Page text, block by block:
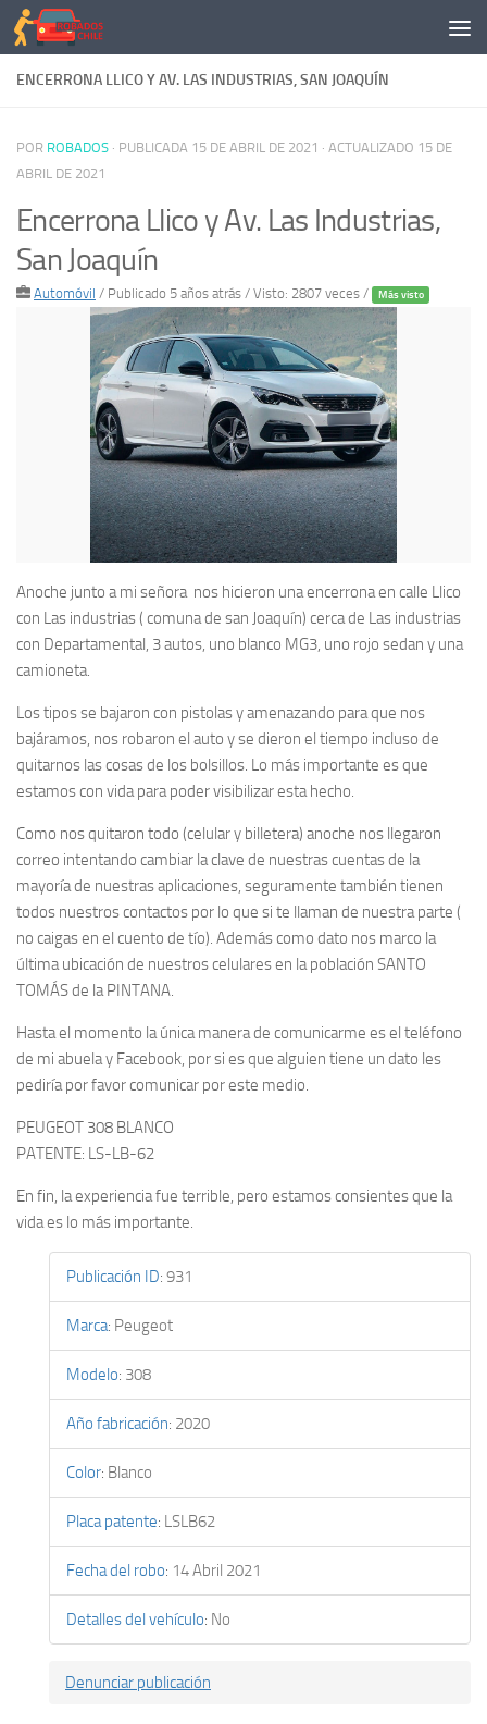
Saltar al contenido
ENCERRONA LLICO Y AV. LAS INDUSTRIAS, SAN JOAQUÍN
POR ROBADOS · PUBLICADA 15 DE ABRIL DE 2021 · ACTUALIZADO 15 DE
ABRIL DE 2021
Encerrona Llico y Av. Las Industrias,
San Joaquín
Automóvil / Publicado 5 años atrás / Visto: 2807 veces / Más visto
Anoche junto a mi señora nos hicieron una encerrona en calle Llico
con Las industrias ( comuna de san Joaquín) cerca de Las industrias
con Departamental, 3 autos, uno blanco MG3, uno rojo sedan y una
camioneta.
Los tipos se bajaron con pistolas y amenazando para que nos
bajáramos, nos robaron el auto y se dieron el tiempo incluso de
quitarnos las cosas de los bolsillos. Lo más importante es que
estamos con vida para poder visibilizar esta hecho.
Como nos quitaron todo (celular y billetera) anoche nos llegaron
correo intentando cambiar la clave de nuestras cuentas de la
mayoría de nuestras aplicaciones, seguramente también tienen
todos nuestros contactos por lo que si te llaman de nuestra parte (
no caigas en el cuento de tío). Además como dato nos marco la
última ubicación de nuestros celulares en la población SANTO
TOMÁS de la PINTANA.
Hasta el momento la única manera de comunicarme es el teléfono
de mi abuela y Facebook, por si es que alguien tiene un dato les
pediría por favor comunicar por este medio.
PEUGEOT 308 BLANCO
PATENTE: LS-LB-62
En fin, la experiencia fue terrible, pero estamos consientes que la
vida es lo más importante.
Publicación ID: 931
Marca: Peugeot
Modelo: 308
Año fabricación: 2020
Color: Blanco
Placa patente: LSLB62
Fecha del robo: 14 Abril 2021
Detalles del vehículo: No
Denunciar publicación